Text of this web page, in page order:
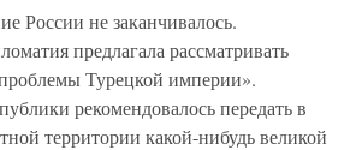
России не заканчивалось.
предлагала рассматривать
Турецкой империи».
рекомендовалось передать в
территории какой-нибудь великой